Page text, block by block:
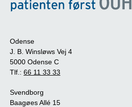
Odense
J. B. Winsløws Vej 4
5000 Odense C
Tlf.: 66 11 33 33
Svendborg
Baagøes Allé 15